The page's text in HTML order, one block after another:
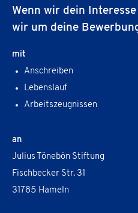
Wenn wir dein
wir um deine
mit
Anschreiben
Lebenslauf
Arbeitszeugnissen
an
Julius Tönebön Stiftung
Fischbecker Str. 31
31785 Hameln